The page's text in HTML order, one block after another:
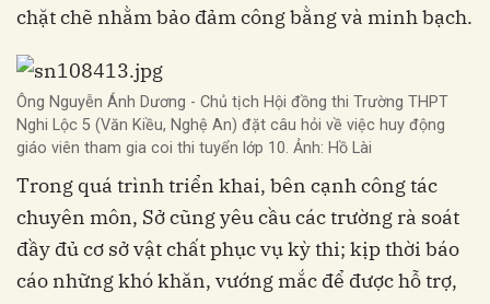
chặt chẽ nhằm bảo đảm công bằng và minh bạch.
Ông Nguyễn Ánh Dương - Chủ tịch Hội đồng thi Trường THPT
Nghi Lộc 5 (Văn Kiều, Nghệ An) đặt câu hỏi về việc huy động
giáo viên tham gia coi thi tuyển lớp 10. Ảnh: Hồ Lài
Trong quá trình triển khai, bên cạnh công tác
chuyên môn, Sở cũng yêu cầu các trường rà soát
đầy đủ cơ sở vật chất phục vụ kỳ thi; kịp thời báo
cáo những khó khăn, vướng mắc để được hỗ trợ,